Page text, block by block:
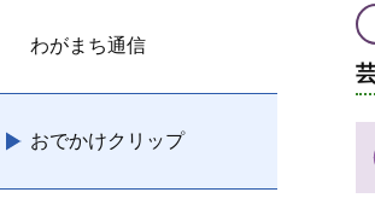
わがまち通信
おでかけクリップ